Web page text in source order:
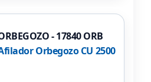
- 17840 ORB
Orbegozo CU 2500